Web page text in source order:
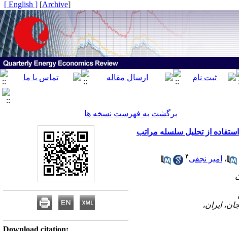
[
Archive
]
[ English ]
برگشت به فهرست نسخه ها
از تحلیل سلسله مراتب
، امیر نجفی۴
Download citation: